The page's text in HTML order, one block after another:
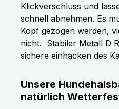
Klickverschluss und
schnell abnehmen. Es
Kopf gezogen werden,
nicht. Stabiler Metall D
sichere einhacken des
Unsere
natürlich